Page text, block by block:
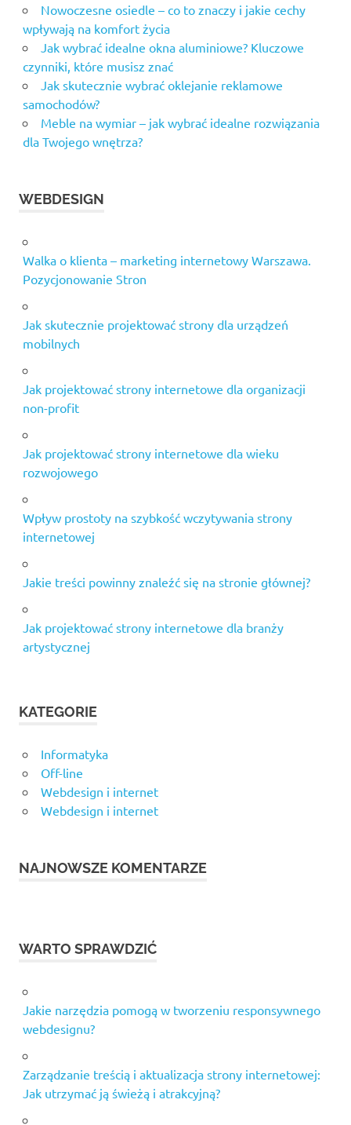
Nowoczesne osiedle – co to znaczy i jakie cechy
wpływają na komfort życia
Jak wybrać idealne okna aluminiowe? Kluczowe
czynniki, które musisz znać
Jak skutecznie wybrać oklejanie reklamowe
samochodów?
Meble na wymiar – jak wybrać idealne rozwiązania
dla Twojego wnętrza?
WEBDESIGN
Walka o klienta – marketing internetowy Warszawa.
Pozycjonowanie Stron
Jak skutecznie projektować strony dla urządzeń
mobilnych
Jak projektować strony internetowe dla organizacji
non-profit
Jak projektować strony internetowe dla wieku
rozwojowego
Wpływ prostoty na szybkość wczytywania strony
internetowej
Jakie treści powinny znaleźć się na stronie głównej?
Jak projektować strony internetowe dla branży
artystycznej
KATEGORIE
Informatyka
Off-line
Webdesign i internet
Webdesign i internet
NAJNOWSZE KOMENTARZE
WARTO SPRAWDZIĆ
Jakie narzędzia pomogą w tworzeniu responsywnego
webdesignu?
Zarządzanie treścią i aktualizacja strony internetowej:
Jak utrzymać ją świeżą i atrakcyjną?